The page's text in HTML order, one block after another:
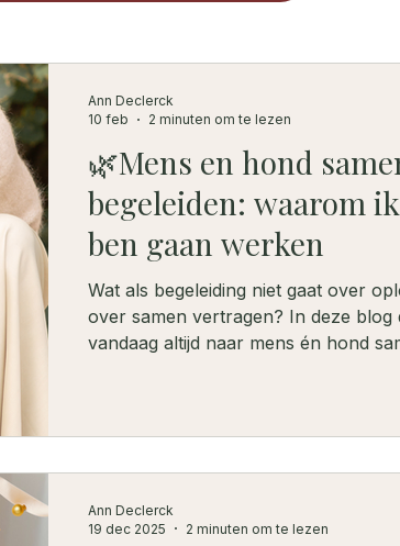
🌿Mens en hond
begeleiden: waarom
ben gaan werken
Wat als begeleiding niet gaat over
over samen vertragen? In deze blog
vandaag altijd naar mens én hond
Ann Declerck
10 feb
2 minuten om te lezen
Ann Declerck
19 dec 2025
2 minuten om te lezen